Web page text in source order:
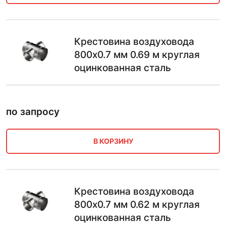
Крестовина воздуховода
800х0.7 мм 0.69 м круглая
оцинкованная сталь
по запросу
В КОРЗИНУ
Крестовина воздуховода
800х0.7 мм 0.62 м круглая
оцинкованная сталь